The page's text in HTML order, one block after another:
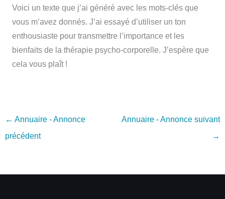
Voici un texte que j’ai généré avec les mots-clés que
vous m’avez donnés. J’ai essayé d’utiliser un ton
enthousiaste pour transmettre l’importance et les
bienfaits de la thérapie psycho-corporelle. J’espère que
cela vous plaît !
← Annuaire - Annonce
précédent
Annuaire - Annonce suivant
→